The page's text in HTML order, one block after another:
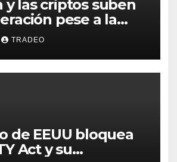
y las criptos suben
pese a la
en Oriente
TRADEO
de EEUU bloquea
Act y su